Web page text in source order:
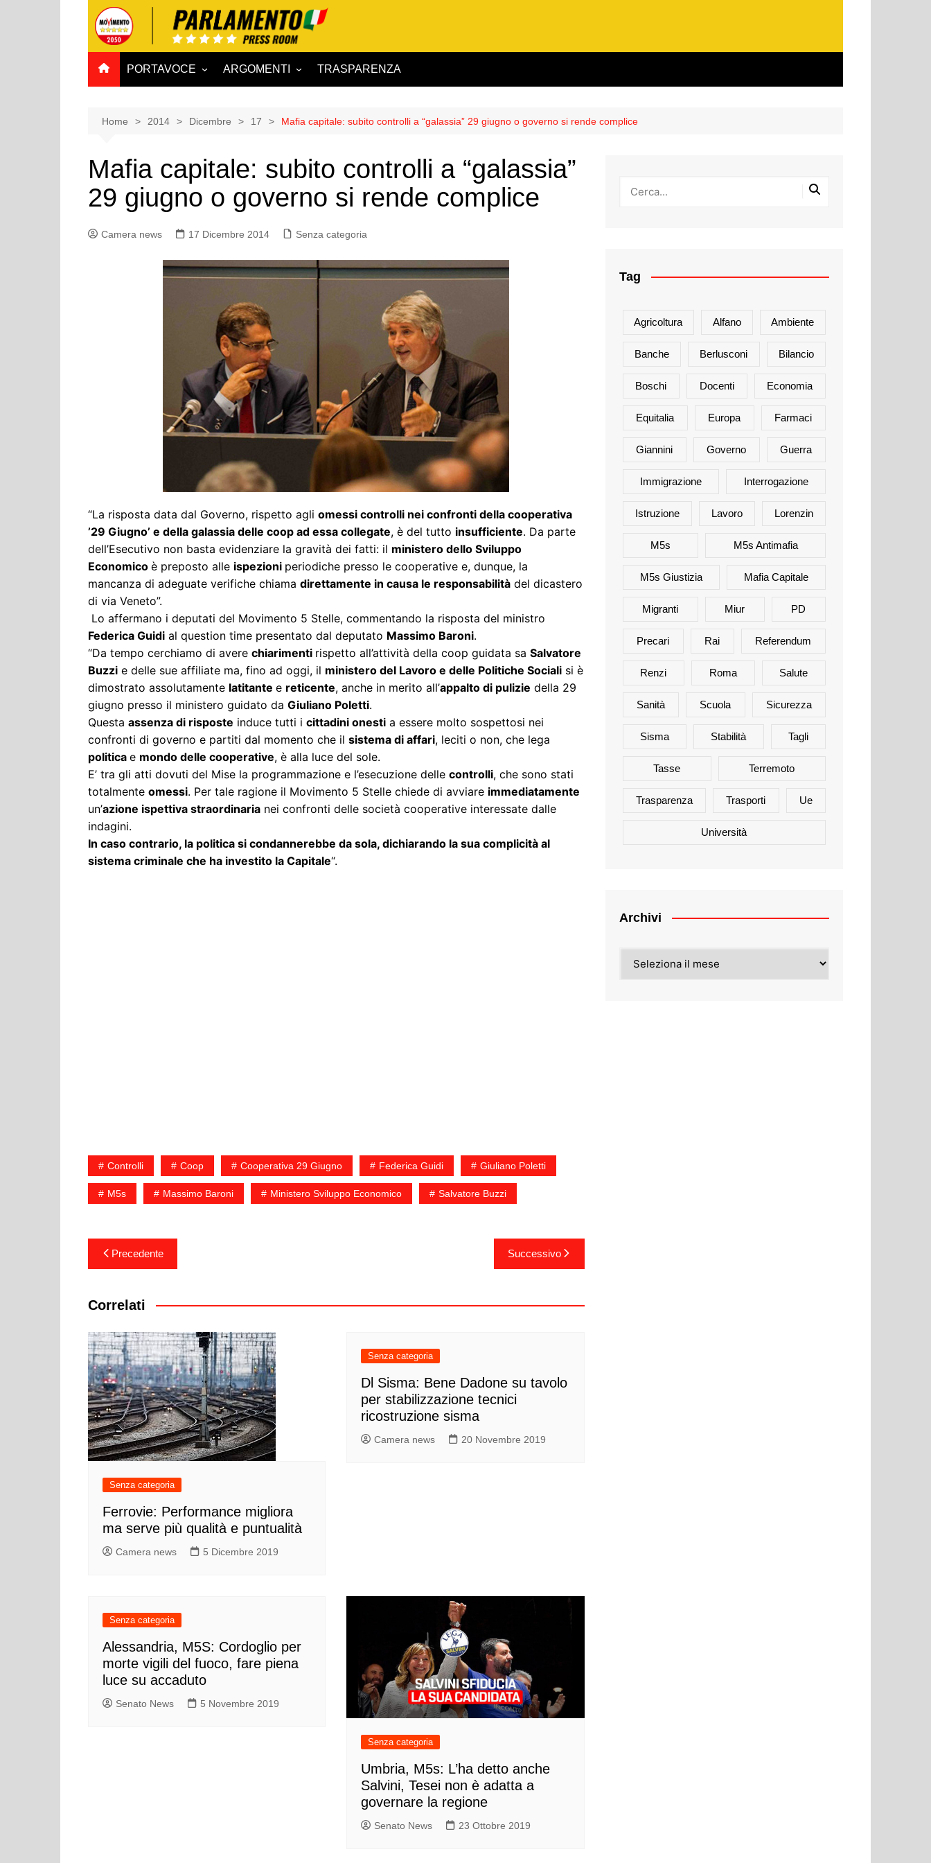
PORTAVOCE
SENATO
ARGOMENTI
Affari esteri
Agricoltura e agroalimentare
Antimafia
Attività produttive
Bilancio
Comunicazioni e Vigilanza
Rai
Cultura ed Istruzione
Difesa
Eventi
Finanze e tesoro
Giustizia
Lavori pubblici e Trasporti
Politiche europee
TRASPARENZA
Home 2014 Dicembre 17 Mafia capitale: subito controlli a “galassia” 29 giugno o governo si rende complice
Mafia capitale: subito controlli a “galassia”
29 giugno o governo si rende complice
Camera news 17 Dicembre 2014 Senza categoria
“La risposta data dal Governo, rispetto agli omessi controlli nei confronti della cooperativa
’29 Giugno’ e della galassia delle coop ad essa collegate, è del tutto insufficiente. Da parte
dell’Esecutivo non basta evidenziare la gravità dei fatti: il ministero dello Sviluppo
Economico è preposto alle ispezioni periodiche presso le cooperative e, dunque, la
mancanza di adeguate verifiche chiama direttamente in causa le responsabilità del dicastero
di via Veneto”.
Lo affermano i deputati del Movimento 5 Stelle, commentando la risposta del ministro
Federica Guidi al question time presentato dal deputato Massimo Baroni.
“Da tempo cerchiamo di avere chiarimenti rispetto all’attività della coop guidata sa Salvatore
Buzzi e delle sue affiliate ma, fino ad oggi, il ministero del Lavoro e delle Politiche Sociali si è
dimostrato assolutamente latitante e reticente, anche in merito all’appalto di pulizie della 29
giugno presso il ministero guidato da Giuliano Poletti.
Questa assenza di risposte induce tutti i cittadini onesti a essere molto sospettosi nei
confronti di governo e partiti dal momento che il sistema di affari, leciti o non, che lega
politica e mondo delle cooperative, è alla luce del sole.
E’ tra gli atti dovuti del Mise la programmazione e l’esecuzione delle controlli, che sono stati
totalmente omessi. Per tale ragione il Movimento 5 Stelle chiede di avviare immediatamente
un’azione ispettiva straordinaria nei confronti delle società cooperative interessate dalle
indagini.
In caso contrario, la politica si condannerebbe da sola, dichiarando la sua complicità al
sistema criminale che ha investito la Capitale“.
Controlli Coop Cooperativa 29 Giugno Federica Guidi Giuliano Poletti
M5s Massimo Baroni Ministero Sviluppo Economico Salvatore Buzzi
Navigazione
articoli
Precedente Successivo
Correlati
Senza categoria
Ferrovie: Performance migliora
ma serve più qualità e puntualità
Camera news 5 Dicembre 2019
Senza categoria
Dl Sisma: Bene Dadone su tavolo
per stabilizzazione tecnici
ricostruzione sisma
Camera news 20 Novembre 2019
Senza categoria
Alessandria, M5S: Cordoglio per
morte vigili del fuoco, fare piena
luce su accaduto
Senato News 5 Novembre 2019
Senza categoria
Umbria, M5s: L’ha detto anche
Salvini, Tesei non è adatta a
governare la regione
Senato News 23 Ottobre 2019
Tag
Agricoltura Alfano Ambiente
Banche Berlusconi Bilancio
Boschi Docenti Economia
Equitalia Europa Farmaci
Giannini Governo Guerra
Immigrazione Interrogazione
Istruzione Lavoro Lorenzin
M5s M5s Antimafia
M5s Giustizia Mafia Capitale
Migranti Miur PD
Precari Rai Referendum
Renzi Roma Salute
Sanità Scuola Sicurezza
Sisma Stabilità Tagli
Tasse Terremoto
Trasparenza Trasporti Ue
Università
Archivi